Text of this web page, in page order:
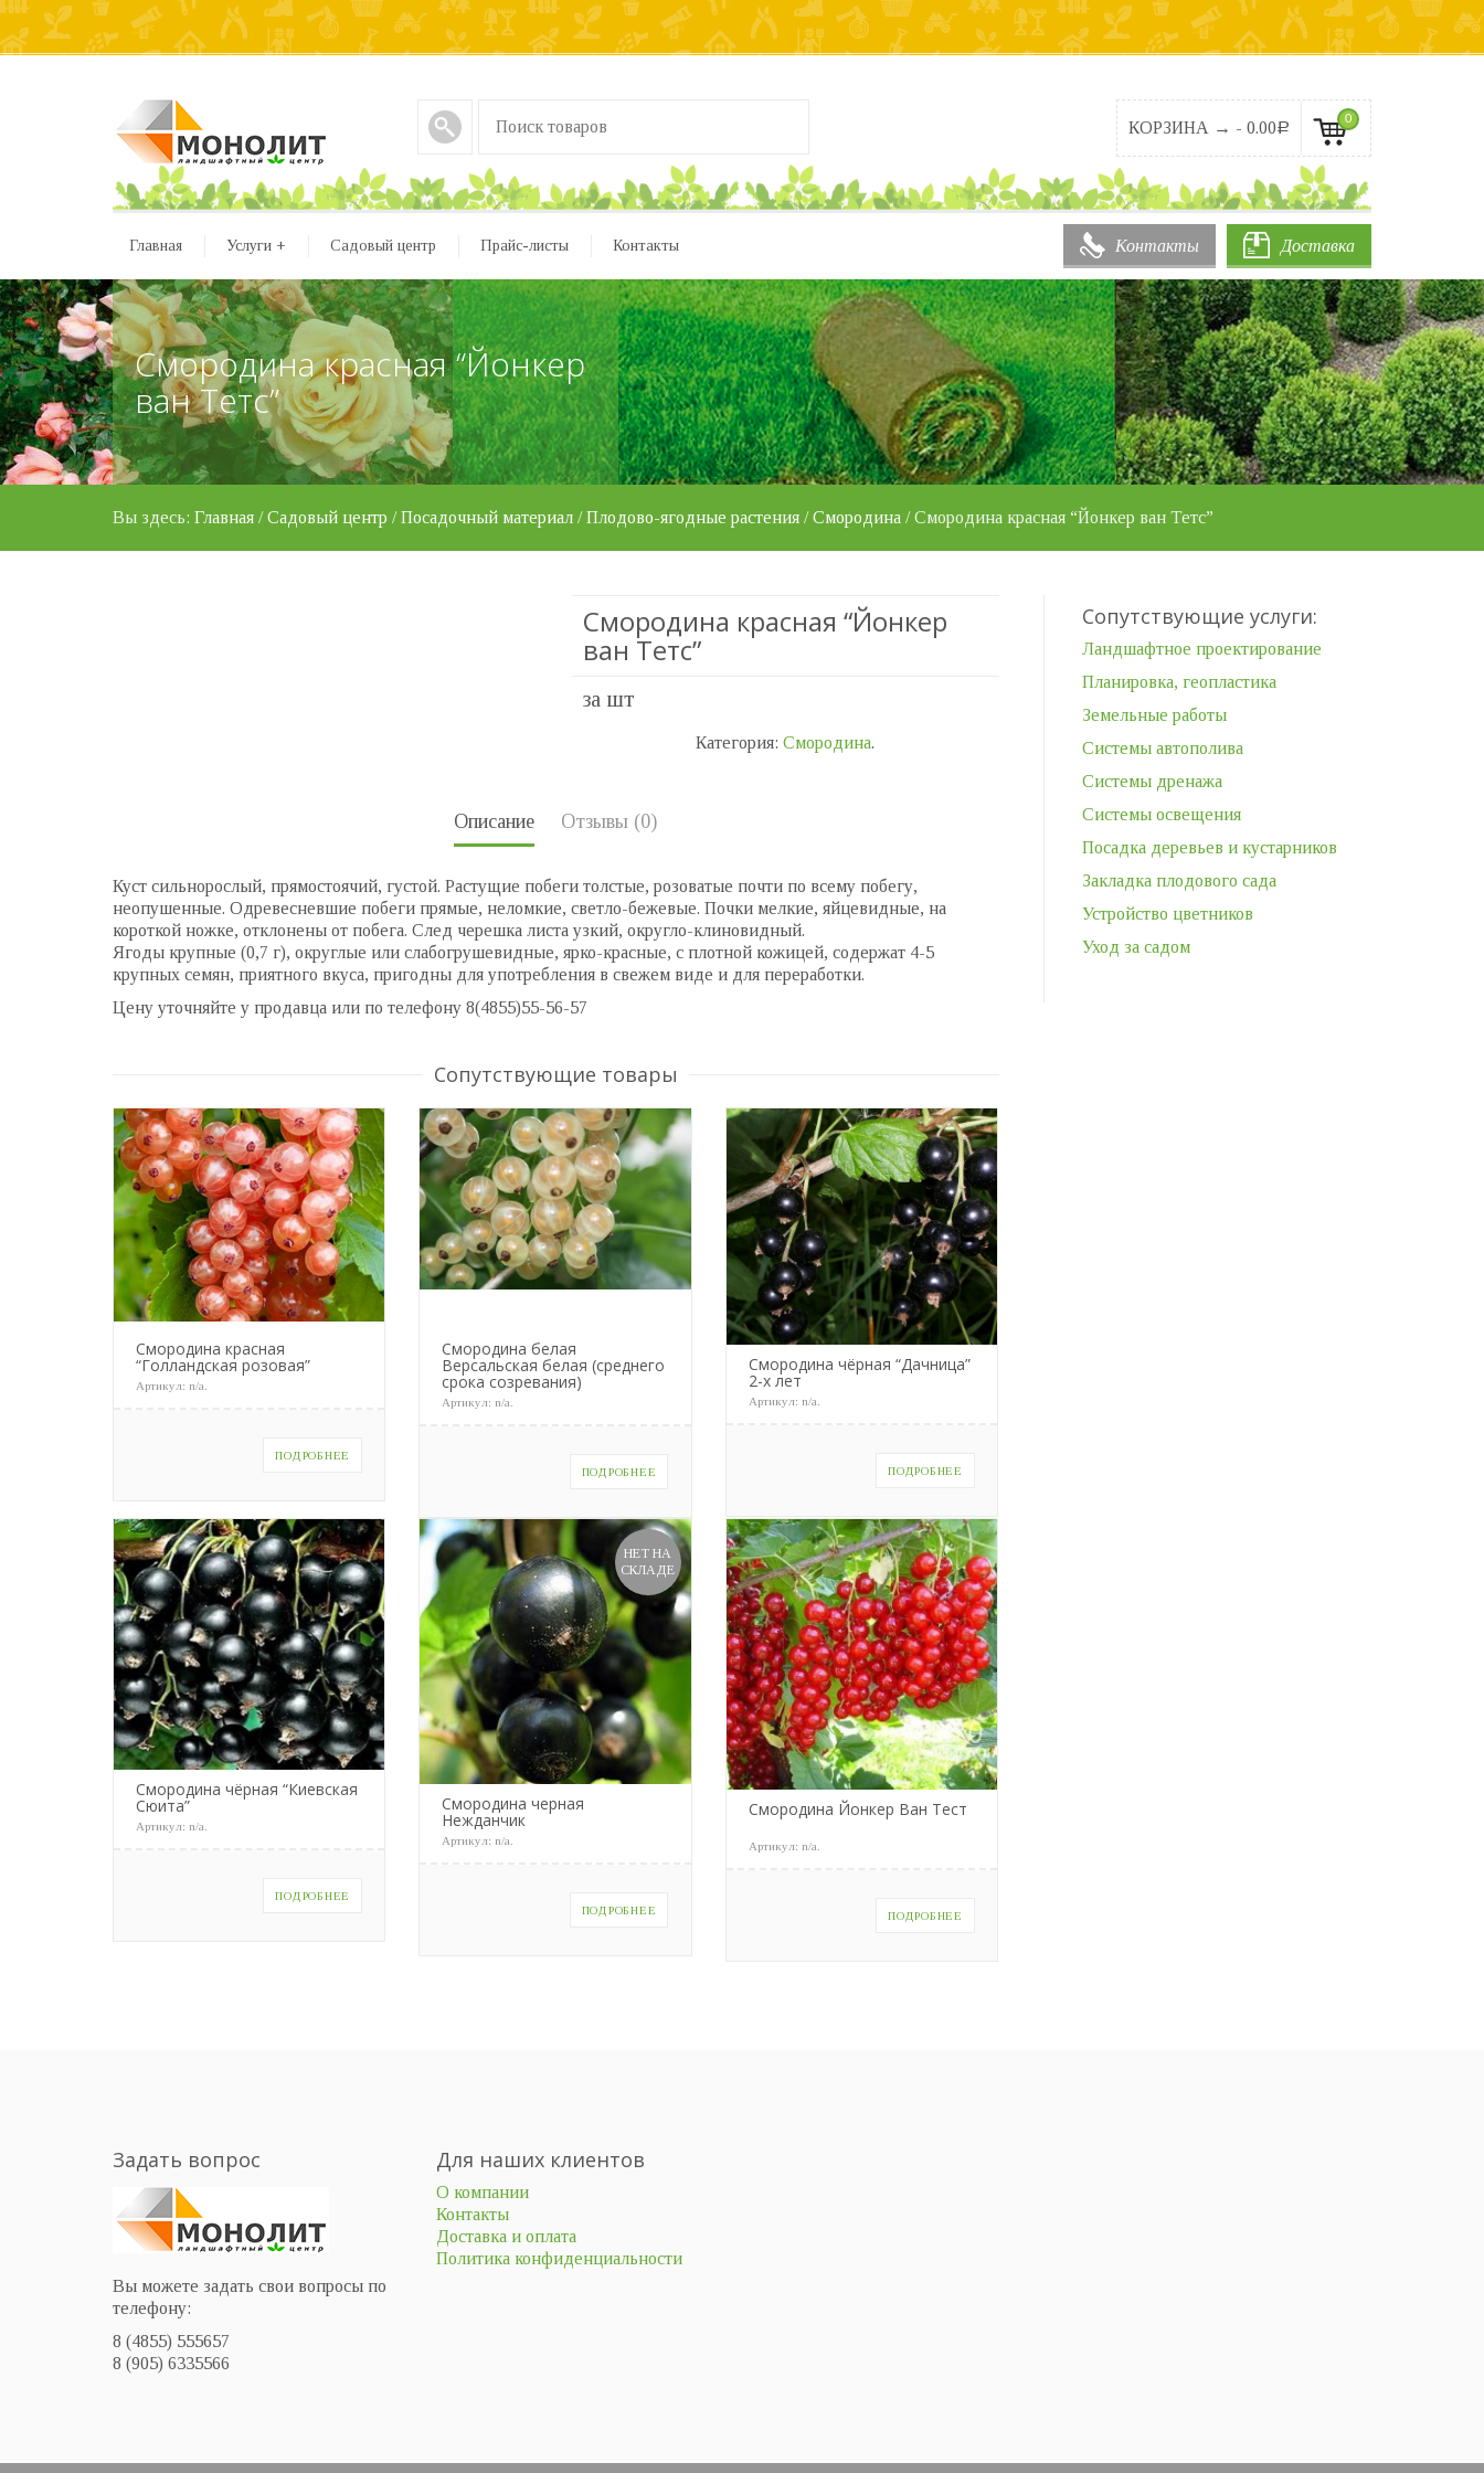
КОРЗИНА → - 0.00Р
0
Доставка
Контакты
Главная Услуги + Садовый центр Прайс-листы Контакты
Смородина красная “Йонкер
ван Тетс”
Вы здесь: Главная /Садовый центр /Посадочный материал /Плодово-ягодные растения /Смородина / Смородина красная “Йонкер ван Тетс”
Смородина красная “Йонкер
ван Тетс”
за шт
Категория:Смородина.
Описание Отзывы (0)
Куст сильнорослый, прямостоячий, густой. Растущие побеги толстые, розоватые почти по всему побегу,
неопушенные. Одревесневшие побеги прямые, неломкие, светло-бежевые. Почки мелкие, яйцевидные, на
короткой ножке, отклонены от побега. След черешка листа узкий, округло-клиновидный.
Ягоды крупные (0,7 г), округлые или слабогрушевидные, ярко-красные, с плотной кожицей, содержат 4-5
крупных семян, приятного вкуса, пригодны для употребления в свежем виде и для переработки.
Цену уточняйте у продавца или по телефону 8(4855)55-56-57
Сопутствующие товары
Смородина красная
“Голландская розовая”
Артикул: n/a
ПОДРОБНЕЕ
Смородина белая
Версальская белая (среднего
срока созревания)
Артикул:n/a
ПОДРОБНЕЕ
Смородина чёрная “Дачница”
2-х лет
Артикул: n/a
ПОДРОБНЕЕ
Смородина чёрная “Киевская
Сюита”
Артикул: n/a
ПОДРОБНЕЕ
НЕТ НА
СКЛАДЕ
Смородина черная
Нежданчик
Артикул:n/a
ПОДРОБНЕЕ
Смородина Йонкер Ван Тест
Артикул: n/a
ПОДРОБНЕЕ
Сопутствующие услуги:
Ландшафтное проектирование
Планировка, геопластика
Земельные работы
Системы автополива
Системы дренажа
Системы освещения
Посадка деревьев и кустарников
Закладка плодового сада
Устройство цветников
Уход за садом
Задать вопрос
Вы можете задать свои вопросы по
телефону:
8 (4855) 555657
8 (905) 6335566
Для наших клиентов
О компании
Контакты
Доставка и оплата
Политика конфиденциальности